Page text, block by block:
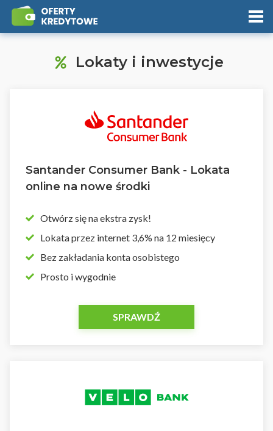
Lokaty i inwestycje
Santander Consumer Bank - Lokata
online na nowe środki
Otwórz się na ekstra zysk!
Lokata przez internet 3,6% na 12 miesięcy
Bez zakładania konta osobistego
Prosto i wygodnie
SPRAWDŹ